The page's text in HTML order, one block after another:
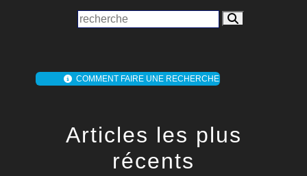
COMMENT FAIRE UNE RECHERCHE
Articles les plus
récents